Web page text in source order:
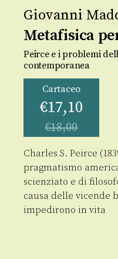
Giovanni
Metafisica
Peirce e i problemi
contemporanea
Cartaceo
€17,10
€18,00
Charles S. Peirce
pragmatismo
scienziato e di
causa delle vicende
impedirono in vita